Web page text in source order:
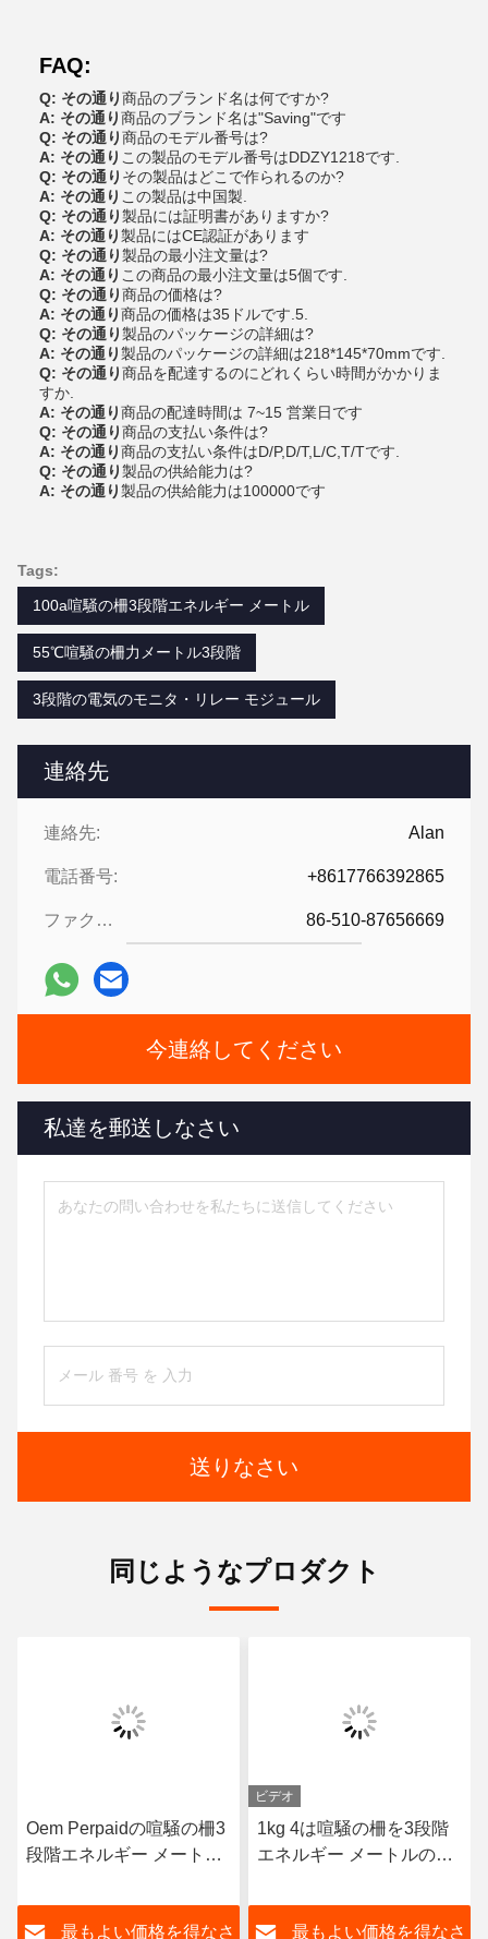
連絡先
連絡先: Alan
電話番号: +8617766392865
ファクシミリ: 86-510-87656669
今連絡してください
私達を郵送しなさい
送りなさい
FAQ:
Q: その通り商品のブランド名は何ですか?
A: その通り商品のブランド名は"Saving"です
Q: その通り商品のモデル番号は?
A: その通り この製品のモデル番号はDDZY1218です.
Q: その通り その製品はどこで作られるのか?
A: その通り この製品は中国製.
Q: その通り製品には証明書がありますか?
A: その通り製品にはCE認証があります
Q: その通り製品の最小注文量は?
A: その通り この商品の最小注文量は5個です.
Q: その通り商品の価格は?
A: その通り商品の価格は35ドルです.5.
Q: その通り製品のパッケージの詳細は?
A: その通り製品のパッケージの詳細は218*145*70mmです.
Q: その通り商品を配達するのにどれくらい時間がかかりま
すか.
A: その通り商品の配達時間は 7~15 営業日です
Q: その通り商品の支払い条件は?
A: その通り商品の支払い条件はD/P,D/T,L/C,T/Tです.
Q: その通り製品の供給能力は?
A: その通り製品の供給能力は100000です
Tags:
100a喧騒の柵3段階エネルギー メートル
55℃喧騒の柵力メートル3段階
3段階の電気のモニタ・リレー モジュール
同じようなプロダクト
Oem Perpaidの喧騒の柵3
段階エネルギー メートル
メートル50Hz
最もよい価格を得なさ
ビデオ
1kg 4は喧騒の柵を3段階
エネルギー メートルの無
ワイヤーで縛る
最もよい価格を得なさ